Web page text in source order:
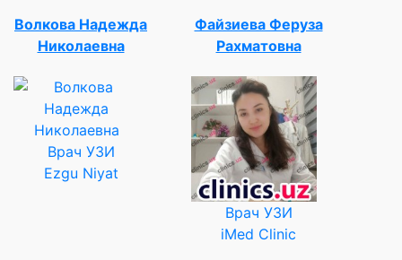
Волкова Надежда
Николаевна
Врач УЗИ
Ezgu Niyat
Файзиева Феруза
Рахматовна
Врач УЗИ
iMed Clinic